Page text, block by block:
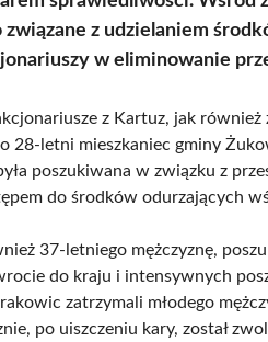
z udzielaniem
w eliminowanie
z Kartuz, jak
28-letni mieszkaniec gminy
poszukiwana w związku z
do środków odurzających
37-letniego mężczyznę,
do kraju i intensywnych
zatrzymali młodego
po uiszczeniu kary, został